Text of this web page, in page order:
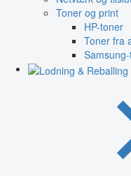
Toner og print
HP-toner
Toner fra